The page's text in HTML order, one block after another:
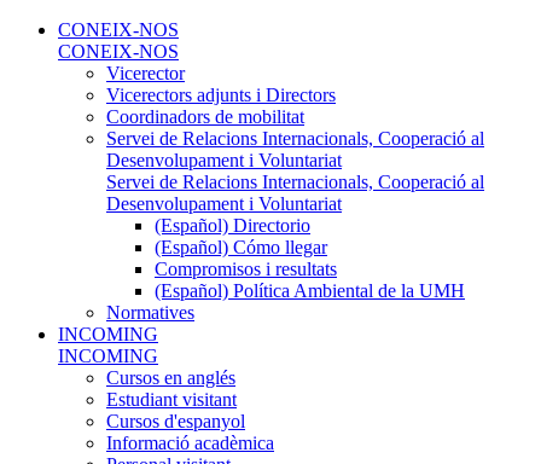
CONEIX-NOS
CONEIX-NOS
Vicerector
Vicerectors adjunts i Directors
Coordinadors de mobilitat
Servei de Relacions Internacionals, Cooperació al
Desenvolupament i Voluntariat
Servei de Relacions Internacionals, Cooperació al
Desenvolupament i Voluntariat
(Español) Directorio
(Español) Cómo llegar
Compromisos i resultats
(Español) Política Ambiental de la UMH
Normatives
INCOMING
INCOMING
Cursos en anglés
Estudiant visitant
Cursos d'espanyol
Informació acadèmica